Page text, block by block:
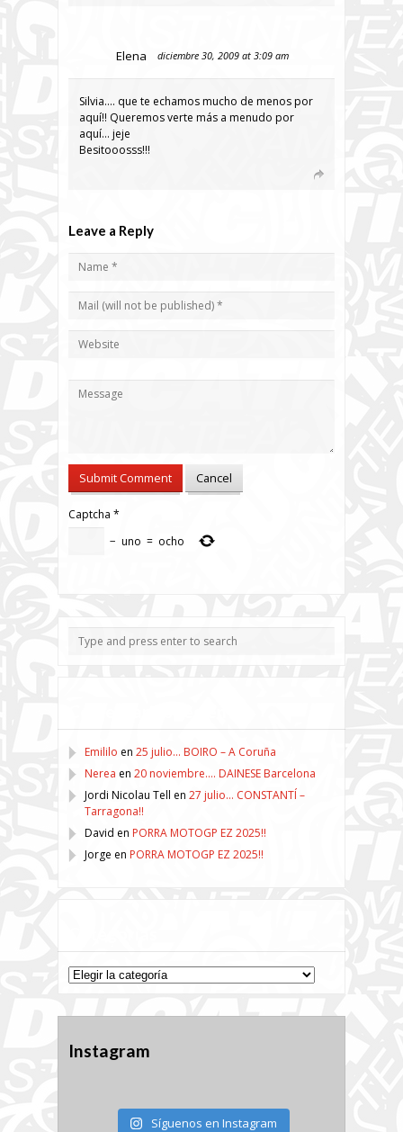
Elena diciembre 30, 2009 at 3:09 am
Silvia…. que te echamos mucho de menos por
aquí!! Queremos verte más a menudo por
aquí… jeje
Besitooosss!!!
Leave a Reply
Captcha *
− uno = ocho
Emililo en 25 julio… BOIRO – A Coruña
Nerea en 20 noviembre…. DAINESE Barcelona
Jordi Nicolau Tell en 27 julio… CONSTANTÍ –
Tarragona!!
David en PORRA MOTOGP EZ 2025!!
Jorge en PORRA MOTOGP EZ 2025!!
Categorías
Instagram
Síguenos en Instagram